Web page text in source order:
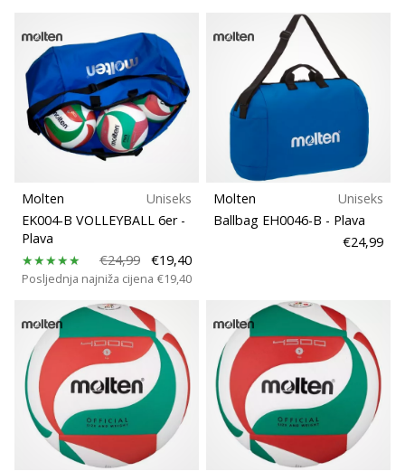
Molten
Uniseks
EK004-B VOLLEYBALL 6er -
Plava
€24,99
€19,40
Posljednja najniža cijena €19,40
Molten
Uniseks
Ballbag EH0046-B - Plava
€24,99